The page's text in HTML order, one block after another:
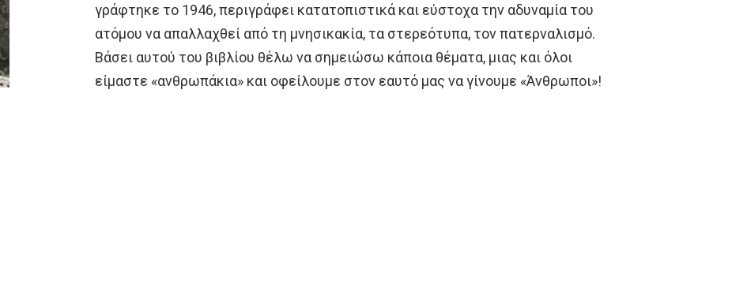
γράφτηκε το 1946, περιγράφει κατατοπιστικά και εύστοχα την αδυναμία του
ατόμου να απαλλαχθεί από τη μνησικακία, τα στερεότυπα, τον πατερναλισμό.
Βάσει αυτού του βιβλίου θέλω να σημειώσω κάποια θέματα, μιας και όλοι
είμαστε «ανθρωπάκια» και οφείλουμε στον εαυτό μας να γίνουμε «Άνθρωποι»!